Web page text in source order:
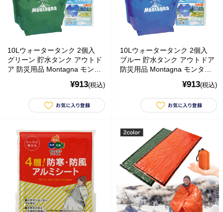
10Lウォータータンク 2個入
グリーン 貯水タンク アウトド
ア 防災用品 Montagna モンタ
¥913(税込)
10Lウォータータンク 2個入
ブルー 貯水タンク アウトドア
防災用品 Montagna モンター
¥913(税込)